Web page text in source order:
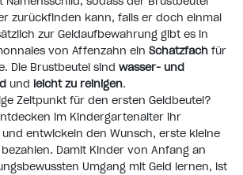
zurückfinden kann, falls er doch einmal
zur Geldaufbewahrung gibt es in
von Affenzahn ein Schatzfach für
Die Brustbeutel sind wasser- und
und leicht zu reinigen.
Zeitpunkt für den ersten Geldbeutel?
im Kindergartenalter ihr
entwickeln den Wunsch, erste kleine
Damit Kinder von Anfang an
Umgang mit Geld lernen, ist